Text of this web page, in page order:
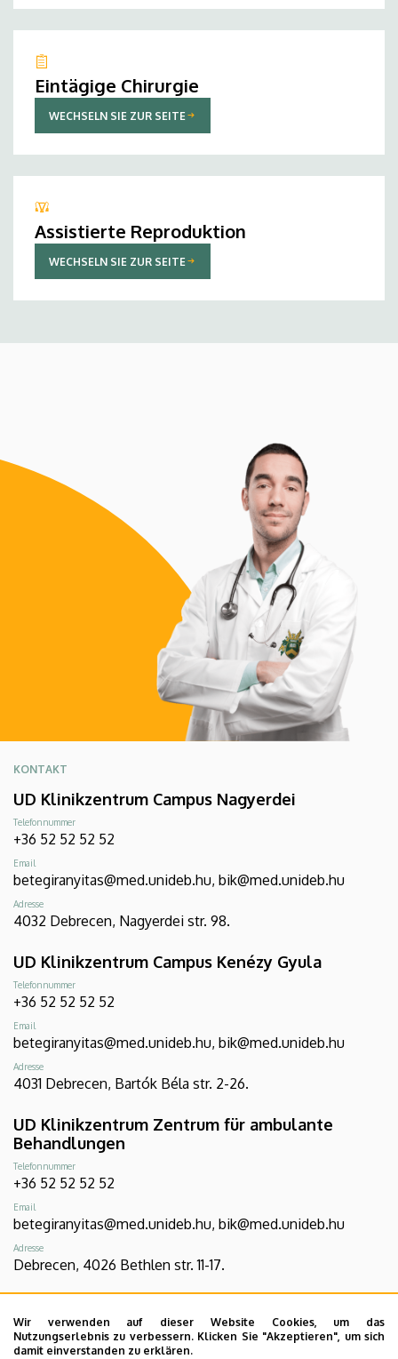
Wir verwenden auf dieser Website Cookies, um das
Nutzungserlebnis zu verbessern. Klicken Sie "Akzeptieren", um sich
damit einverstanden zu erklären.
Eintägige Chirurgie
WECHSELN SIE ZUR SEITE
Assistierte Reproduktion
WECHSELN SIE ZUR SEITE
KONTAKT
UD Klinikzentrum Campus Nagyerdei
Telefonnummer
+36 52 52 52 52
Email
betegiranyitas@med.unideb.hu, bik@med.unideb.hu
Adresse
4032 Debrecen, Nagyerdei str. 98.
UD Klinikzentrum Campus Kenézy Gyula
Telefonnummer
+36 52 52 52 52
Email
betegiranyitas@med.unideb.hu, bik@med.unideb.hu
Adresse
4031 Debrecen, Bartók Béla str. 2-26.
UD Klinikzentrum Zentrum für ambulante
Behandlungen
Telefonnummer
+36 52 52 52 52
Email
betegiranyitas@med.unideb.hu, bik@med.unideb.hu
Adresse
Debrecen, 4026 Bethlen str. 11-17.
Telefonnummer
+36 54 507 555